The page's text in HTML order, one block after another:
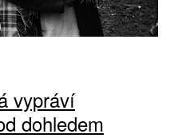
vypráví
dohledem